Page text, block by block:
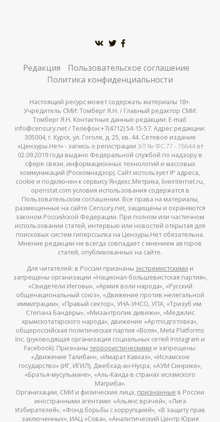
Редакция
Пользовательское соглашение
Политика конфиденциальности
Настоящий ресурс может содержать материалы 18+.
Учредитель СМИ: Томберг Я.Н. / Главный редактор СМИ:
Томберг Я.Н. Контактные данные редакции: E-mail:
info@censury.net / Телефон:+7(4712) 54-15-57. Адрес редакции:
305004, г. Курск, ул. Гоголя, д. 25, кв. 44. Сетевое издание
«Цензуры.Нет» - запись о регистрации ЭЛ № ФС 77 - 76644от
02.09.2019 года выдано Федеральной службой по надзору в
сфере связи, информационных технологий и массовых
коммуникаций (Роскомнадзор). Сайт использует IP адреса,
cookie и подключен к сервису Яндекс.Метрика, liveinternet.ru,
openstat.com условия использования содержатся в
Пользовательском соглашении. Все права на материалы,
размещенные на сайте Censury.net, защищены и охраняются
законом Российской Федерации. При полном или частичном
использовании статей, интервью или новостей открытая для
поисковых систем гиперссылка на Цензуры.Нет обязательна.
Мнение редакции не всегда совпадает с мнением авторов
статей, опубликованных на сайте.
Для читателей: в России признаны экстремистскими и
запрещены организации «Национал-большевистская партия»,
«Свидетели Иеговы», «Армия воли народа», «Русский
общенациональный союз», «Движение против нелегальной
иммиграции», «Правый сектор», УНА-УНСО, УПА, «Тризуб им.
Степана Бандеры», «Мизантропик дивижн», «Меджлис
крымскотатарского народа», движение «Артподготовка»,
общероссийская политическая партия «Воля», Meta Platforms
Inc. (руководящая организация социальных сетей Instagram и
Facebook). Признаны террористическими и запрещены:
«Движение Талибан», «Имарат Кавказ», «Исламское
государство» (ИГ, ИГИЛ), Джебхад-ан-Нусра, «АУМ Синрике»,
«Братья-мусульмане», «Аль-Каида в странах исламского
Магриба».
Организации, СМИ и физические лица, признанные в России
иностранными агентами: «Альянс врачей», «Лига
Избирателей», «Фонд борьбы с коррупцией», «В защиту прав
заключенных», ИАЦ «Сова», «Аналитический Центр Юрия